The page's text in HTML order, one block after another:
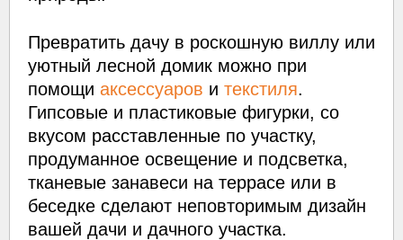
Превратить дачу в роскошную виллу или
уютный лесной домик можно при
помощи аксессуаров и текстиля.
Гипсовые и пластиковые фигурки, со
вкусом расставленные по участку,
продуманное освещение и подсветка,
тканевые занавеси на террасе или в
беседке сделают неповторимым дизайн
вашей дачи и дачного участка.